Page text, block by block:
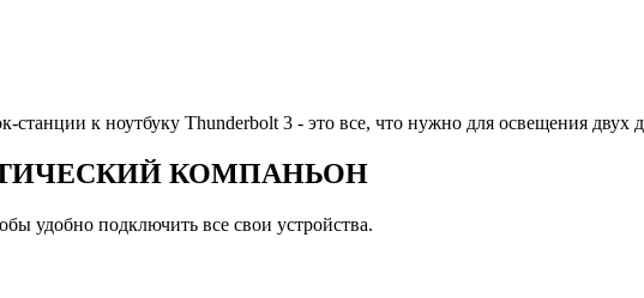
к ноутбуку Thunderbolt 3 - это все, что нужно для освещения двух
КОМПАНЬОН
удобно подключить все свои устройства.